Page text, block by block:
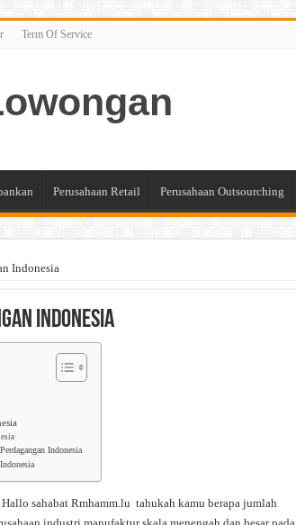
Term Of Service
Perusahaan Retail Perusahaan Outsourching
Indonesia
Indonesia
Indonesia
sahabat Rmhamm.lu tahukah kamu berapa jumlah